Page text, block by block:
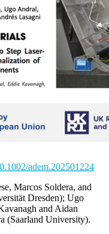
adem.202501224
Marcos Soldera, and
Dresden); Ugo
and Aidan
(Saarland University).